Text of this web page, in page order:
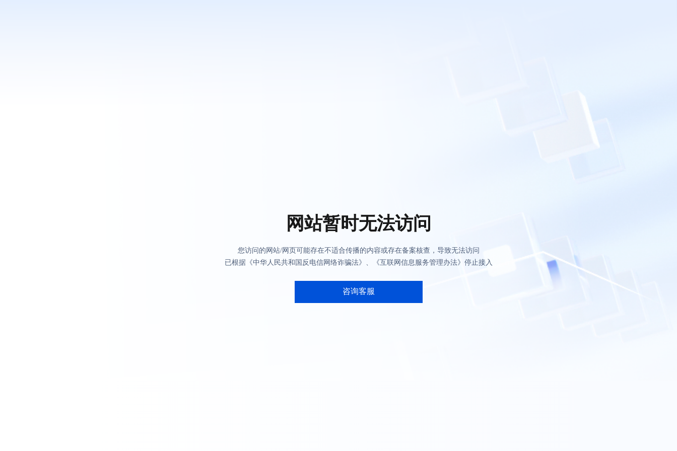
网站暂时无法访问
您访问的网站/网页可能存在不适合传播的内容或存在备案核查，导致无法访问
已根据《中华人民共和国反电信网络诈骗法》、《互联网信息服务管理办法》停止接入
咨询客服